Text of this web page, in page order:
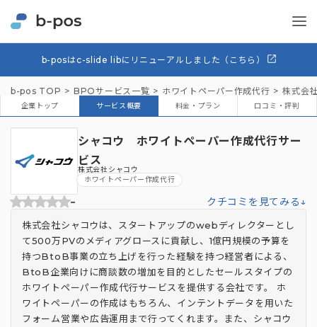
b-posはc-slide libにリニューアルしました（こちら）
b-pos TOP BPOサービス一覧 ホワイトペーパー作成代行 株式会
企業トップ サービス概要 料金・プラン 口コミ・評判
シャコウ ホワイトペーパー作成代行サー
ビス
株式会社シャコウ
ホワイトペーパー作成代行
- クチコミを見てみる↓
株式会社シャコウは、スタートアップのwebディレクターとし
て500万PVのメディアグロースに貢献し、1億円規模の予算を
持つBtoB事業の立ち上げを行った経験を持つ経営者による、
BtoB企業向けに商談数の増加を目的としたセールスタイプの
ホワイトペーパー作成代行サービスを提供する会社です。 ホ
ワイトペーパーの作成はもちろん、インテントデータを用いた
フォーム営業や広告運用まで行ってくれます。また、シャコウ